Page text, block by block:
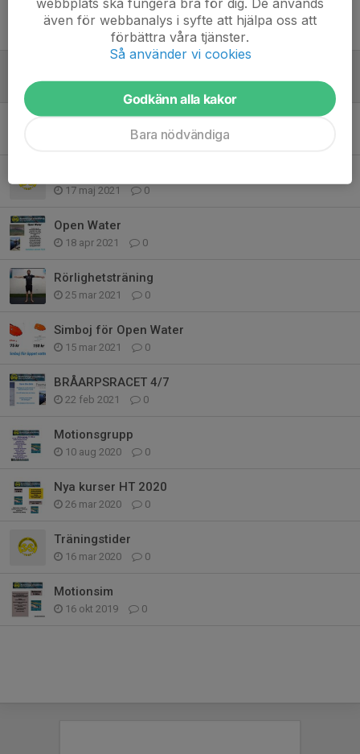
Öppet Vatten
27 mar 2023 0
11 maj 2022 0
Motionsgrupp 11-100 år
0
17 maj 2021 0
Open Water
18 apr 2021 0
Rörlighetsträning
25 mar 2021 0
Simboj för Open Water
15 mar 2021 0
BRÅARPSRACET 4/7
22 feb 2021 0
Motionsgrupp
10 aug 2020 0
Nya kurser HT 2020
26 mar 2020 0
Träningstider
16 mar 2020 0
Motionsim
16 okt 2019 0
även för webbanalys i syfte att hjälpa oss att
förbättra våra tjänster.
Så använder vi cookies
Godkänn alla kakor
Bara nödvändiga